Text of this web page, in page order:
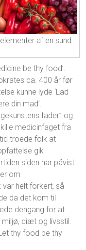
af en sund
be thy food’.
ca. 400 år før
kunne lyde ‘Lad
din mad’.
fader” og
medicinfaget fra
troede folk at
gik
siden har påvist
om
helt forkert, så
da det kom til
dengang for at
diæt og livsstil.
thy food be thy